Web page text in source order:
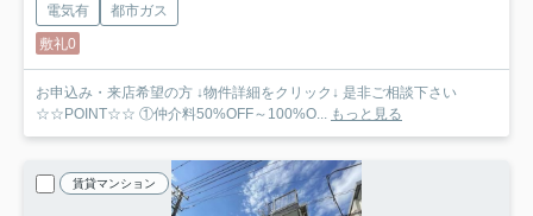
電気有
都市ガス
敷礼0
お申込み・来店希望の方 ↓物件詳細をクリック↓ 是非ご相談下さい
☆☆POINT☆☆ ①仲介料50%OFF～100%O...
もっと見る
賃貸マンション